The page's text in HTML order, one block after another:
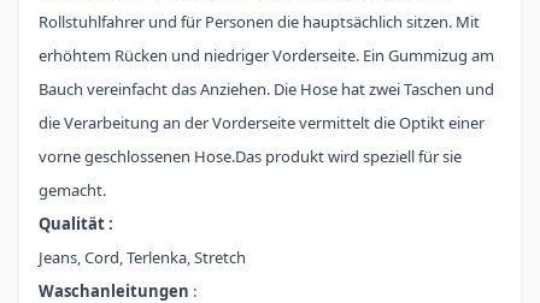
Rollstuhlfahrer und für Personen die hauptsächlich sitzen. Mit
erhöhtem Rücken und niedriger Vorderseite. Ein Gummizug am
Bauch vereinfacht das Anziehen. Die Hose hat zwei Taschen und
die Verarbeitung an der Vorderseite vermittelt die Optikt einer
vorne geschlossenen Hose.Das produkt wird speziell für sie
gemacht.
Qualität :
Jeans, Cord, Terlenka, Stretch
Waschanleitungen :